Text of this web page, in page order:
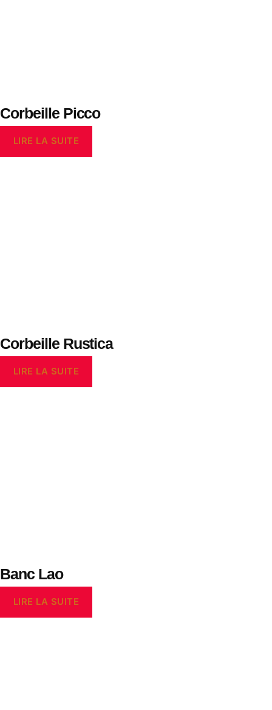
Corbeille Picco
LIRE LA SUITE
Corbeille Rustica
LIRE LA SUITE
Banc Lao
LIRE LA SUITE